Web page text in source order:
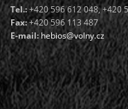
Tel.:+420 596 612 048, +420
Fax:+420 596 113 487
E-mail:hebios@volny.cz